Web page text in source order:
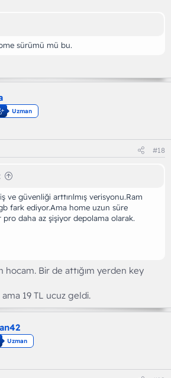
sürümü mü bu.
Uzman
#18
ve güvenliği arttırılmış verisyonu.Ram
gb fark ediyor.Ama home uzun süre
pro daha az şişiyor depolama olarak.
hocam. Bir de attığım yerden key
19 TL ucuz geldi.
Uzman